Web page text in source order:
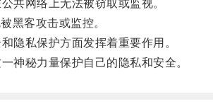
网络上无法被窃取或监视。
客攻击或监控。
私保护方面发挥着重要作用。
秘力量保护自己的隐私和安全。